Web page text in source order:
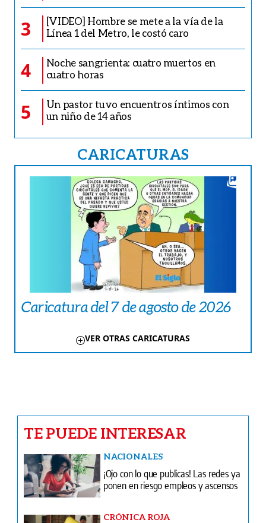
3
[VIDEO] Hombre se mete a la vía de la
Línea 1 del Metro, le costó caro
4
Noche sangrienta: cuatro muertos en
cuatro horas
5
Un pastor tuvo encuentros íntimos con
un niño de 14 años
CARICATURAS
Caricatura del 7 de agosto de 2026
VER OTRAS CARICATURAS
¡Ojo con lo que publicas! Las redes ya
ponen en riesgo empleos y ascensos
CRÓNICA ROJA
‘Terror de las chiricanas’ confesó, pero
a Anabel no han podido darle cristiana